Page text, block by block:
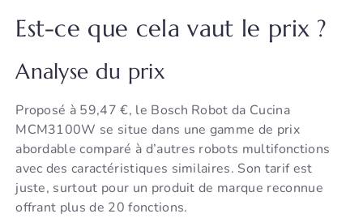
Est-ce que cela vaut le prix ?
Analyse du prix
Proposé à 59,47 €, le Bosch Robot da Cucina
MCM3100W se situe dans une gamme de prix
abordable comparé à d’autres robots multifonctions
avec des caractéristiques similaires. Son tarif est
juste, surtout pour un produit de marque reconnue
offrant plus de 20 fonctions.